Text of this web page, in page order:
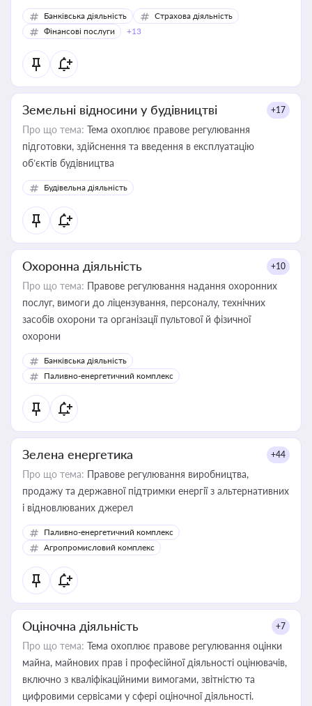
Банківська діяльність
Страхова діяльність
Фінансові послуги
+13
Земельні відносини у будівництві +17
Про що тема: Тема охоплює правове регулювання
підготовки, здійснення та введення в експлуатацію
об’єктів будівництва
Будівельна діяльність
Охоронна діяльність +10
Про що тема: Правове регулювання надання охоронних
послуг, вимоги до ліцензування, персоналу, технічних
засобів охорони та організації пультової й фізичної
охорони
Банківська діяльність
Паливно-енергетичний комплекс
Зелена енергетика +44
Про що тема: Правове регулювання виробництва,
продажу та державної підтримки енергії з альтернативних
і відновлюваних джерел
Паливно-енергетичний комплекс
Агропромисловий комплекс
Оціночна діяльність +7
Про що тема: Тема охоплює правове регулювання оцінки
майна, майнових прав і професійної діяльності оцінювачів,
включно з кваліфікаційними вимогами, звітністю та
цифровими сервісами у сфері оціночної діяльності.